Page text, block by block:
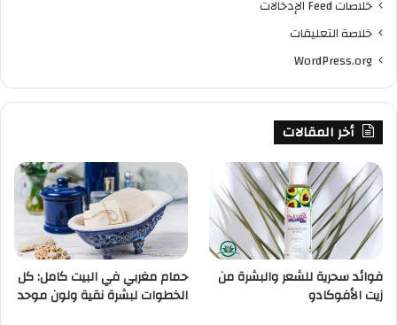
خلاصات Feed الإدخالات
خلاصة التعليقات
WordPress.org
أخر المقالات
فوائد سحرية للشعر والبشرة من
زيت الأفوكادو
حمام مغربي في البيت كامل: كل
الخطوات لبشرة نقية ولون موحد